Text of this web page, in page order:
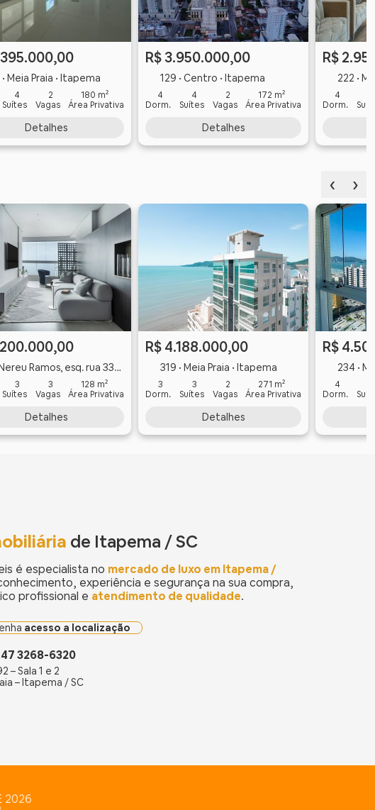
Meia Praia • Itapema
4
Suítes
2
Vagas
180 m²
Área Privativa
Detalhes
R$ 3.950.000,00
129 • Centro • Itapema
4
Dorm.
4
Suítes
2
Vagas
172 m²
Área Privativa
Detalhes
R$
222 •
4
Dorm.
‹ ›
Ramos, esq. rua 334 • Meia Praia • Itapema
3
Suítes
3
Vagas
128 m²
Área Privativa
Detalhes
R$ 4.188.000,00
319 • Meia Praia • Itapema
3
Dorm.
3
Suítes
2
Vagas
271 m²
Área Privativa
Detalhes
R$
234 •
4
Dorm.
de Itapema / SC
é especialista no mercado de luxo em Itapema /
experiência e segurança na sua compra,
profissional e atendimento de qualidade.
acesso a localização
3268-6320
– Sala 1 e 2
– Itapema / SC
2026